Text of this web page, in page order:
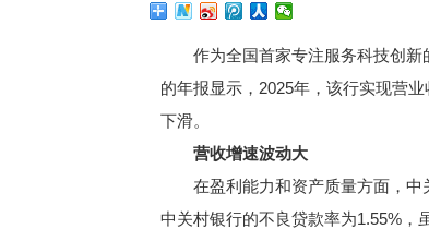
作为全国首家专注服务科技创新的
的年报显示，2025年，该行实现营
下滑。
营收增速波动大
在盈利能力和资产质量方面，中关
中关村银行的不良贷款率为1.55%，